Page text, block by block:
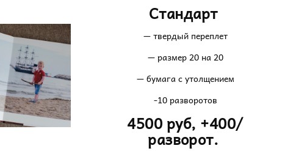
Стандарт
— твердый переплет
— размер 20 на 20
— бумага с утолщением
-10 разворотов
4500 руб, +400/
разворот.